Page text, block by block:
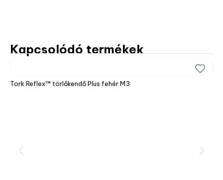
Kapcsolódó termékek
Tork Reflex™ törlőkendő Plus fehér M3